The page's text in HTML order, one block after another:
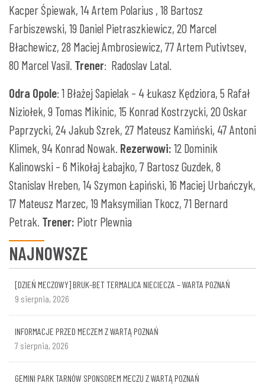
Kacper Śpiewak, 14 Artem Polarius , 18 Bartosz
Farbiszewski, 19 Daniel Pietraszkiewicz, 20 Marcel
Błachewicz, 28 Maciej Ambrosiewicz, 77 Artem Putivtsev,
80 Marcel Vasil. Trener: Radoslav Latal.
Odra Opole: 1 Błażej Sapielak – 4 Łukasz Kędziora, 5 Rafał
Niziołek, 9 Tomas Mikinic, 15 Konrad Kostrzycki, 20 Oskar
Paprzycki, 24 Jakub Szrek, 27 Mateusz Kamiński, 47 Antoni
Klimek, 94 Konrad Nowak. Rezerwowi: 12 Dominik
Kalinowski – 6 Mikołaj Łabajko, 7 Bartosz Guzdek, 8
Stanislav Hreben, 14 Szymon Łapiński, 16 Maciej Urbańczyk,
17 Mateusz Marzec, 19 Maksymilian Tkocz, 71 Bernard
Petrak. Trener: Piotr Plewnia
NAJNOWSZE
[DZIEŃ MECZOWY] BRUK-BET TERMALICA NIECIECZA – WARTA POZNAŃ
9 sierpnia, 2026
INFORMACJE PRZED MECZEM Z WARTĄ POZNAŃ
7 sierpnia, 2026
GEMINI PARK TARNÓW SPONSOREM MECZU Z WARTĄ POZNAŃ